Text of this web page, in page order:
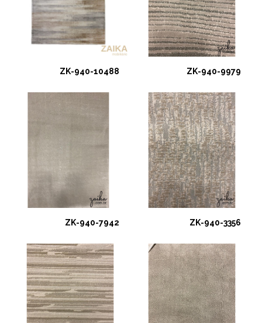
ZK-940-10488 ZK-940-9979
ZK-940-7942 ZK-940-3356